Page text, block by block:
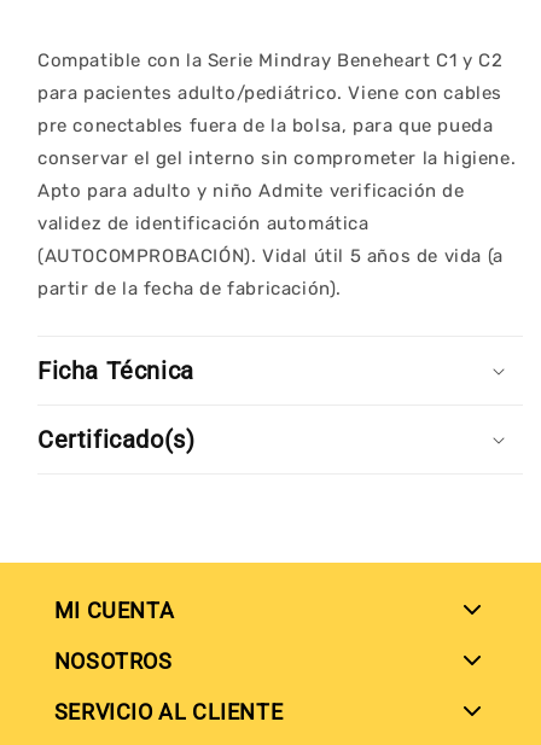
Compatible con la Serie Mindray Beneheart C1 y C2
para pacientes adulto/pediátrico. Viene con cables
pre conectables fuera de la bolsa, para que pueda
conservar el gel interno sin comprometer la higiene.
Apto para adulto y niño Admite verificación de
validez de identificación automática
(AUTOCOMPROBACIÓN). Vidal útil 5 años de vida (a
partir de la fecha de fabricación).
Ficha Técnica
Certificado(s)
SIGUENOS EN
SERVICIO AL CLIENTE
NOSOTROS
MI CUENTA